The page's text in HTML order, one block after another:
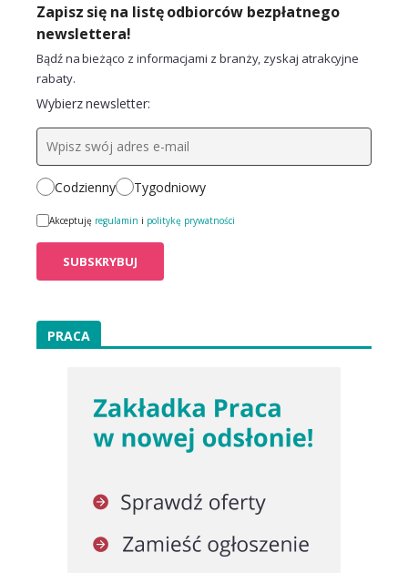
Zapisz się na listę odbiorców bezpłatnego
newslettera!
Bądź na bieżąco z informacjami z branży, zyskaj atrakcyjne
rabaty.
Wybierz newsletter:
Codzienny Tygodniowy
Akceptuję regulamin i politykę prywatności
PRACA